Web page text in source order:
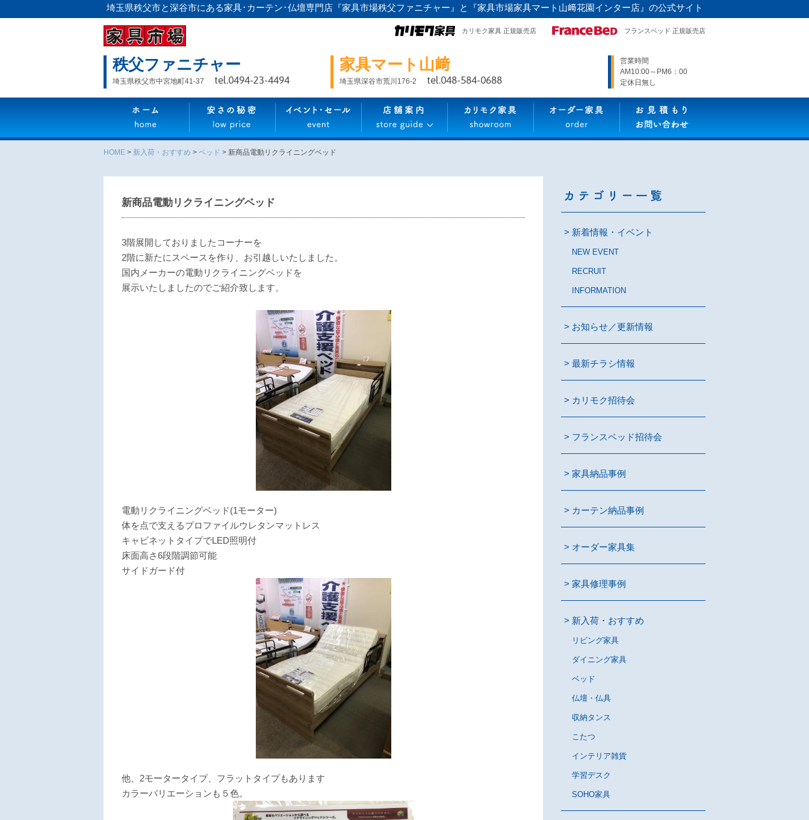
埼玉県秩父市と深谷市にある家具･カーテン･仏壇専門店『家具市場秩父ファニチャー』と『家具市場家具マート山﨑花園インター店』の公式サイト
カリモク家具 正規販売店 フランスベッド 正規販売店
秩父ファニチャー
埼玉県秩父市中宮地町41-37 tel.0494-23-4494
家具マート山﨑
埼玉県深谷市荒川176-2 tel.048-584-0688
営業時間
AM10:00～PM6：00
定休日無し
HOME > 新入荷・おすすめ > ベッド > 新商品電動リクライニングベッド
新商品電動リクライニングベッド
3階展開しておりましたコーナーを
2階に新たにスペースを作り、お引越しいたしました。
国内メーカーの電動リクライニングベッドを
展示いたしましたのでご紹介致します。
電動リクライニングベッド(1モーター)
体を点で支えるプロファイルウレタンマットレス
キャビネットタイプでLED照明付
床面高さ6段階調節可能
サイドガード付
他、2モータータイプ、フラットタイプもあります
カラーバリエーションも５色。
新着情報・イベント
NEW EVENT
RECRUIT
INFORMATION
お知らせ／更新情報
最新チラシ情報
カリモク招待会
フランスベッド招待会
家具納品事例
カーテン納品事例
オーダー家具集
家具修理事例
新入荷・おすすめ
リビング家具
ダイニング家具
ベッド
仏壇・仏具
収納タンス
こたつ
インテリア雑貨
学習デスク
SOHO家具